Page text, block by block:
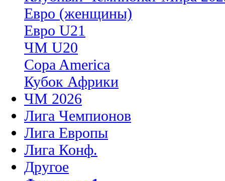
Евро (женщины)
Евро U21
ЧМ U20
Copa America
Кубок Африки
ЧМ 2026
Лига Чемпионов
Лига Европы
Лига Конф.
Другое